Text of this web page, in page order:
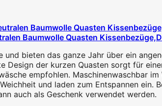
Baumwolle Quasten
bieten das ganze Jahr über ein
Design der kurzen Quasten sorgt für
empfohlen. Maschinenwaschbar im
und laden zum Entspannen ein.
auch als Geschenk verwendet werden.